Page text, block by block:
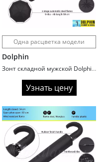
Одна расцветка модели
Dolphin
Зонт складной мужской Dolphin 503R ручка гольф premium
Узнать цену